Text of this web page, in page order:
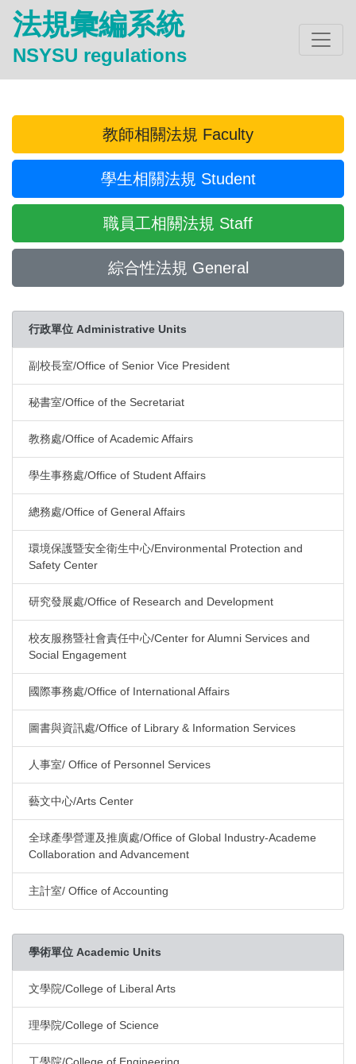
法規彙編系統
NSYSU regulations
教師相關法規 Faculty
學生相關法規 Student
職員工相關法規 Staff
綜合性法規 General
行政單位 Administrative Units
副校長室/Office of Senior Vice President
秘書室/Office of the Secretariat
教務處/Office of Academic Affairs
學生事務處/Office of Student Affairs
總務處/Office of General Affairs
環境保護暨安全衛生中心/Environmental Protection and
Safety Center
研究發展處/Office of Research and Development
校友服務暨社會責任中心/Center for Alumni Services and
Social Engagement
國際事務處/Office of International Affairs
圖書與資訊處/Office of Library & Information Services
人事室/ Office of Personnel Services
藝文中心/Arts Center
全球產學營運及推廣處/Office of Global Industry-Academe
Collaboration and Advancement
主計室/ Office of Accounting
學術單位 Academic Units
文學院/College of Liberal Arts
理學院/College of Science